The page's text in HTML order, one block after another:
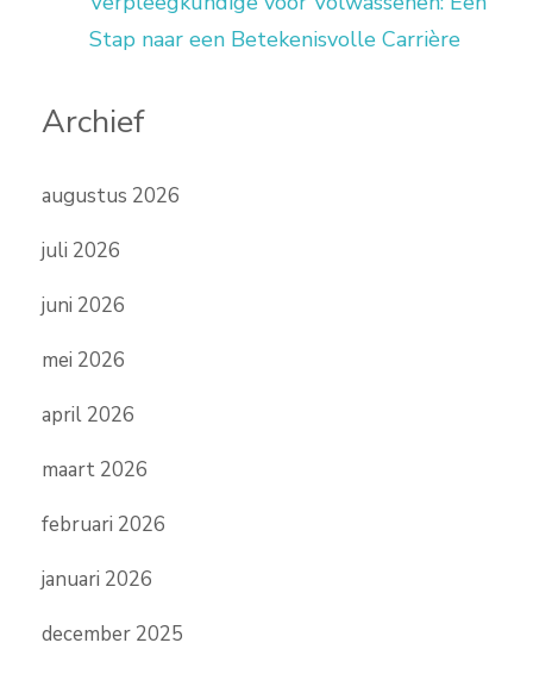
Stap naar een Betekenisvolle Carrière
Archief
augustus 2026
juli 2026
juni 2026
mei 2026
april 2026
maart 2026
februari 2026
januari 2026
december 2025